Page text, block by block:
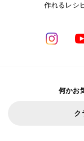
作れるレシ
何かお
ク